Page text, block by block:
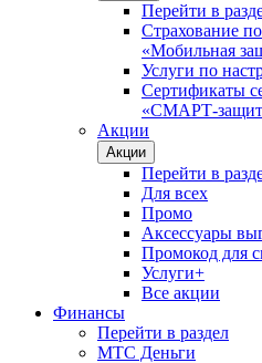
Перейти в
Страхование
«Мобильная
Услуги по
Сертификаты
«СМАРТ-
Акции
Акции
Перейти в
Для всех
Промо
Аксессуары
Промокод для
Услуги+
Все акции
Финансы
Перейти в раздел
МТС Деньги